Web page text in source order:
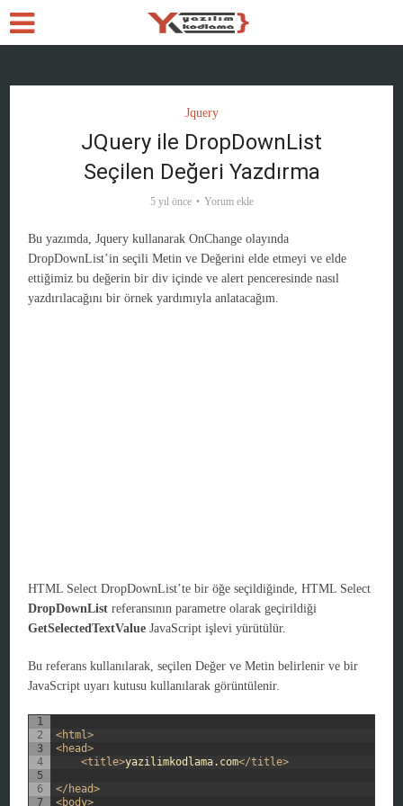
Jquery
JQuery ile DropDownList
Seçilen Değeri Yazdırma
5 yıl önce Yorum ekle
Bu yazımda, Jquery kullanarak OnChange olayında
DropDownList’in seçili Metin ve Değerini elde etmeyi ve elde
ettiğimiz bu değerin bir div içinde ve alert penceresinde nasıl
yazdırılacağını bir örnek yardımıyla anlatacağım.
HTML Select DropDownList’te bir öğe seçildiğinde, HTML Select
DropDownList referansının parametre olarak geçirildiği
GetSelectedTextValue JavaScript işlevi yürütülür.
Bu referans kullanılarak, seçilen Değer ve Metin belirlenir ve bir
JavaScript uyarı kutusu kullanılarak görüntülenir.
1
2
3
4
5
6
7
<html>
<head>
<title>yazilimkodlama.com</title>
</head>
<body>